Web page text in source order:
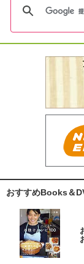
おすすめBooks＆